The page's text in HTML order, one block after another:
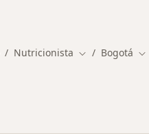
Nutricionista Cambiar de
Bogotá